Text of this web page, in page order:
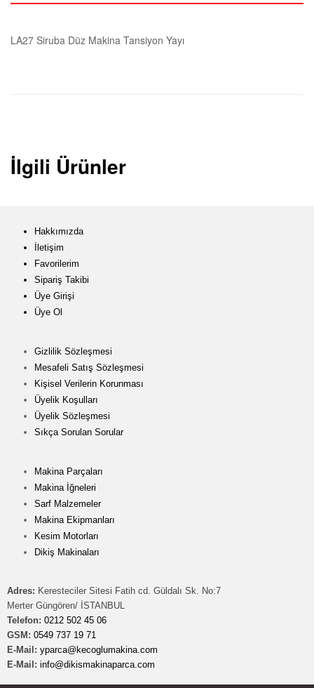
LA27 Siruba Düz Makina Tansiyon Yayı
İlgili Ürünler
Hakkımızda
İletişim
Favorilerim
Sipariş Takibi
Üye Girişi
Üye Ol
Gizlilik Sözleşmesi
Mesafeli Satış Sözleşmesi
Kişisel Verilerin Korunması
Üyelik Koşulları
Üyelik Sözleşmesi
Sıkça Sorulan Sorular
Makina Parçaları
Makina İğneleri
Sarf Malzemeler
Makina Ekipmanları
Kesim Motorları
Dikiş Makinaları
Adres: Keresteciler Sitesi Fatih cd. Güldalı Sk. No:7
Merter Güngören/ İSTANBUL
Telefon: 0212 502 45 06
GSM: 0549 737 19 71
E-Mail: yparca@kecoglumakina.com
E-Mail: info@dikismakinaparca.com